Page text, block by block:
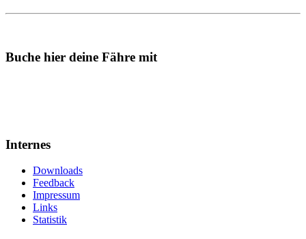
Buche hier deine Fähre mit
Internes
Downloads
Feedback
Impressum
Links
Statistik